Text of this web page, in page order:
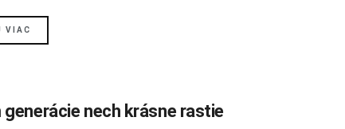
VIAC
nech krásne rastie